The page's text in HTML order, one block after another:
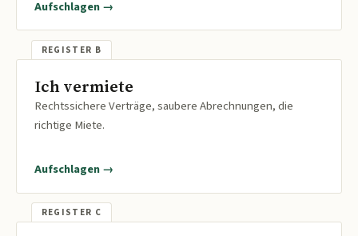
Aufschlagen →
Ich vermiete
Rechtssichere Verträge, saubere Abrechnungen, die
richtige Miete.
Aufschlagen →